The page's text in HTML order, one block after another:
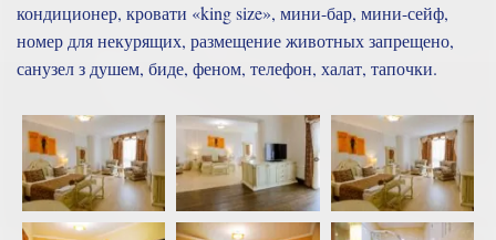
кондиционер, кровати «king size», мини-бар, мини-сейф,
номер для некурящих, размещение животных запрещено,
санузел з душем, биде, феном, телефон, халат, тапочки.